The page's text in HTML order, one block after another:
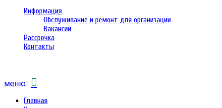
Информация
Обслуживание и ремонт для организации
Вакансии
Рассрочка
Контакты
меню
Главная